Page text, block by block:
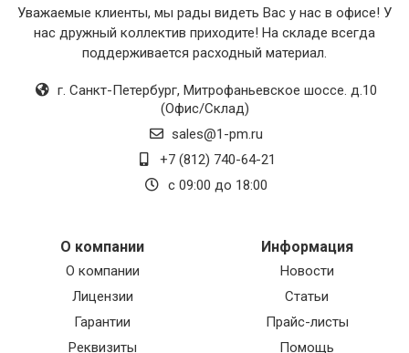
Уважаемые клиенты, мы рады видеть Вас у нас в офисе! У
нас дружный коллектив приходите! На складе всегда
поддерживается расходный материал.
г. Санкт-Петербург, Митрофаньевское шоссе. д.10
(Офис/Склад)
sales@1-pm.ru
+7 (812) 740-64-21
с 09:00 до 18:00
О компании
О компании
Лицензии
Гарантии
Реквизиты
Информация
Новости
Статьи
Прайс-листы
Помощь